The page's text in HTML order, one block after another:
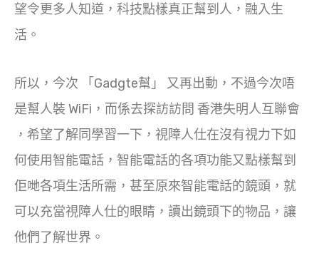
望令更多人知道，科技點樣真正幫到人，融入生
活。
所以，今次 「Gadgte幫」 又再出動，不過今次唔
是幫人裝 WiFi，而係去探訪訪問 香港失明人互聯會
，希望了解同學習一下，視障人仕在沒有視力下如
何使用智能電話，智能電話的各項功能又點樣幫到
佢哋各項生活所需，甚至原來智能電話的鏡頭，就
可以充當視障人仕的眼睛，讀出鏡頭下的物品，讓
他們了解世界。